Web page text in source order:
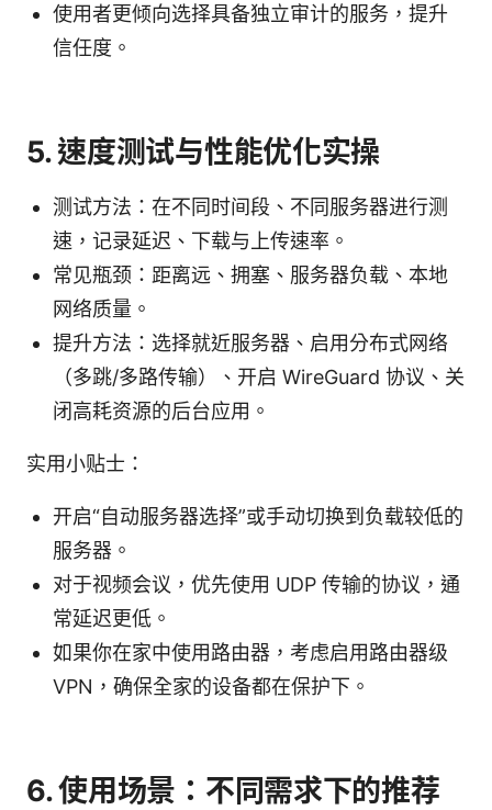
使用者更倾向选择具备独立审计的服务，提升
信任度。
5. 速度测试与性能优化实操
测试方法：在不同时间段、不同服务器进行测
速，记录延迟、下载与上传速率。
常见瓶颈：距离远、拥塞、服务器负载、本地
网络质量。
提升方法：选择就近服务器、启用分布式网络
（多跳/多路传输）、开启 WireGuard 协议、关
闭高耗资源的后台应用。
实用小贴士：
开启“自动服务器选择”或手动切换到负载较低的
服务器。
对于视频会议，优先使用 UDP 传输的协议，通
常延迟更低。
如果你在家中使用路由器，考虑启用路由器级
VPN，确保全家的设备都在保护下。
6. 使用场景：不同需求下的推荐